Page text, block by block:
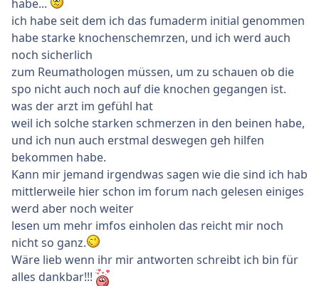
habe...
ich habe seit dem ich das fumaderm initial genommen
habe starke knochenschemrzen, und ich werd auch
noch sicherlich
zum Reumathologen müssen, um zu schauen ob die
spo nicht auch noch auf die knochen gegangen ist.
was der arzt im gefühl hat
weil ich solche starken schmerzen in den beinen habe,
und ich nun auch erstmal deswegen geh hilfen
bekommen habe.
Kann mir jemand irgendwas sagen wie die sind ich hab
mittlerweile hier schon im forum nach gelesen einiges
werd aber noch weiter
lesen um mehr imfos einholen das reicht mir noch
nicht so ganz.
Wäre lieb wenn ihr mir antworten schreibt ich bin für
alles dankbar!!!